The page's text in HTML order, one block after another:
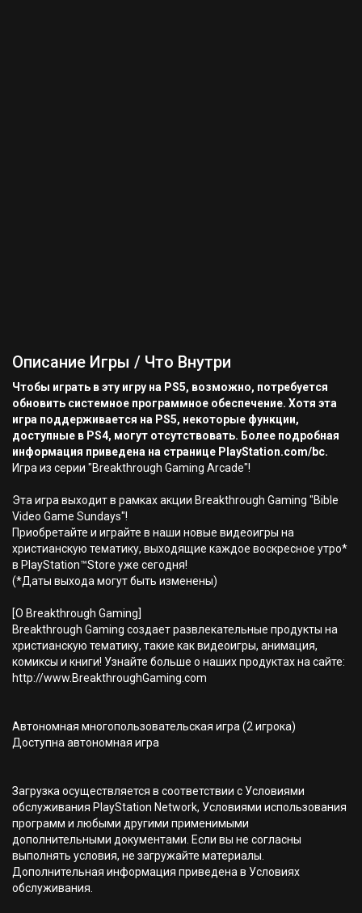
Описание Игры / Что Внутри
Чтобы играть в эту игру на PS5, возможно, потребуется
обновить системное программное обеспечение. Хотя эта
игра поддерживается на PS5, некоторые функции,
доступные в PS4, могут отсутствовать. Более подробная
информация приведена на странице PlayStation.com/bc.
Игра из серии "Breakthrough Gaming Arcade"!
Эта игра выходит в рамках акции Breakthrough Gaming "Bible
Video Game Sundays"!
Приобретайте и играйте в наши новые видеоигры на
христианскую тематику, выходящие каждое воскресное утро*
в PlayStation™Store уже сегодня!
(*Даты выхода могут быть изменены)
[О Breakthrough Gaming]
Breakthrough Gaming создает развлекательные продукты на
христианскую тематику, такие как видеоигры, анимация,
комиксы и книги! Узнайте больше о наших продуктах на сайте:
http://www.BreakthroughGaming.com
Автономная многопользовательская игра (2 игрока)
Доступна автономная игра
Загрузка осуществляется в соответствии с Условиями
обслуживания PlayStation Network, Условиями использования
программ и любыми другими применимыми
дополнительными документами. Если вы не согласны
выполнять условия, не загружайте материалы.
Дополнительная информация приведена в Условиях
обслуживания.